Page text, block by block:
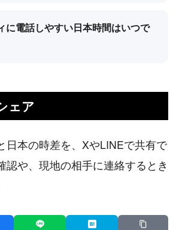
に電話しやすい日本時間はいつで
ェア
日本の時差を、XやLINEで共有で
認や、現地の相手に連絡するとき